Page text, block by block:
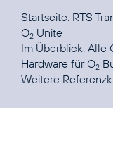
Startseite: RTS
O2 Unite
Im Überblick: Alle
Hardware für O2
Weitere